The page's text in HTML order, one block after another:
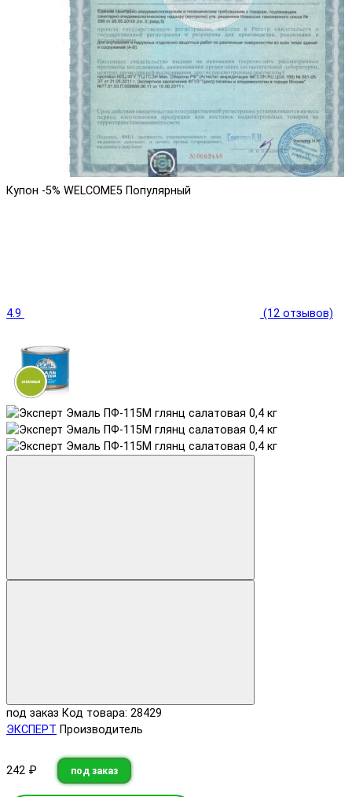
Купон -5% WELCOME5 Популярный
4.9 (12 отзывов)
под заказ Код товара: 28429
ЭКСПЕРТ Производитель
242 ₽ под заказ